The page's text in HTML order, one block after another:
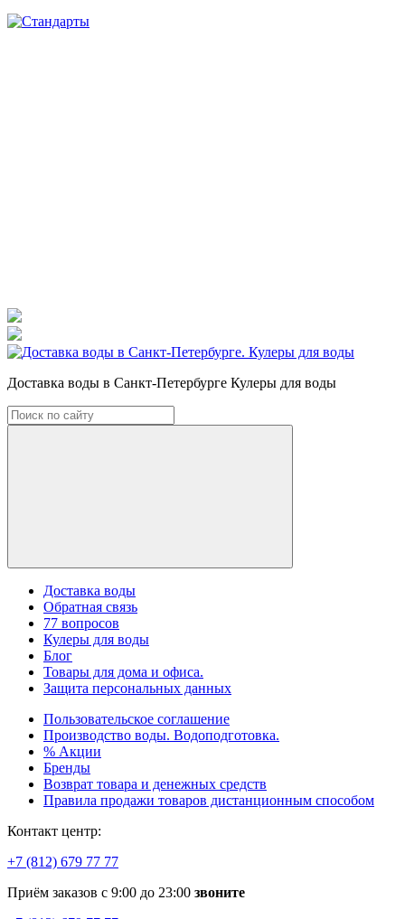
Доставка воды в Санкт-Петербурге Кулеры для воды
Доставка воды
Обратная связь
77 вопросов
Кулеры для воды
Блог
Товары для дома и офиса.
Защита персональных данных
Пользовательское соглашение
Производство воды. Водоподготовка.
% Акции
Бренды
Возврат товара и денежных средств
Правила продажи товаров дистанционным способом
Контакт центр:
+7 (812) 679 77 77
Приём заказов с 9:00 до 23:00 звоните